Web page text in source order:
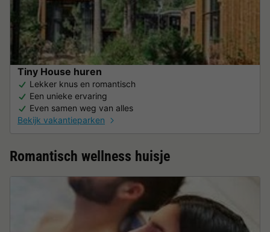
Tiny House huren
Lekker knus en romantisch
Een unieke ervaring
Even samen weg van alles
Bekijk vakantieparken
Romantisch wellness huisje